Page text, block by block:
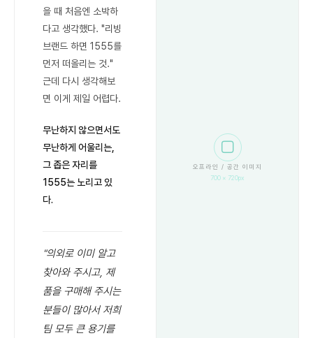
을 때 처음엔 소박하
다고 생각했다. "리빙
브랜드 하면 1555를
먼저 떠올리는 것."
근데 다시 생각해보
면 이게 제일 어렵다.
무난하지 않으면서도
무난하게 어울리는,
그 좁은 자리를
1555는 노리고 있
다.
"의외로 이미 알고
찾아와 주시고, 제
품을 구매해 주시는
분들이 많아서 저희
팀 모두 큰 용기를
⬜
오프라인 / 공간 이미지
700 × 720px